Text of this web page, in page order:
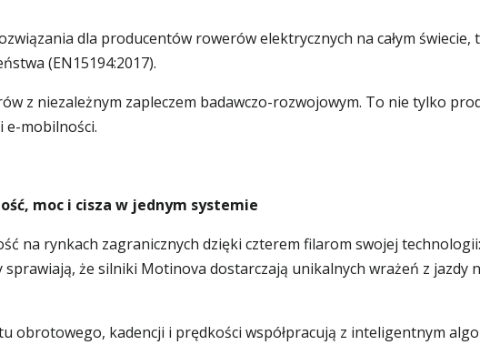
dla producentów rowerów elektrycznych na całym
(EN15194:2017).
z niezależnym zapleczem badawczo-rozwojowym. To nie tylko
e-mobilności.
moc i cisza w jednym systemie
na rynkach zagranicznych dzięki czterem filarom swojej technologii:
sprawiają, że silniki Motinova dostarczają unikalnych wrażeń z jazdy
obrotowego, kadencji i prędkości współpracują z inteligentnym